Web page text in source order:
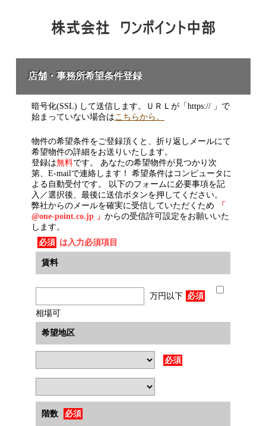
店舗・事務所希望条件登録
暗号化(SSL) して送信します。ＵＲＬが「https:// 」で
始まっていない場合はこちらから。
物件の希望条件をご登録頂くと、折り返しメールにて
希望物件の詳細をお送りいたします。
登録は無料です。 あなたの希望物件が見つかり次
第、E-mailで連絡します！ 希望条件はコンピュータに
よる自動受付です。 以下のフォームに必要事項を記
入／選択後、最後に送信ボタンを押してください。
弊社からのメールを確実に受信していただくため
「
@one-point.co.jp 」 からの受信許可設定をお願いいた
します。
必須 は入力必須項目
賃料
万円以下 必須
相場可
希望地区
必須
階数 必須